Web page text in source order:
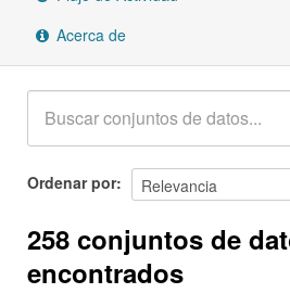
Grupos
Acerca de
Acerca de
Ordenar por
258 conjuntos de
encontrados